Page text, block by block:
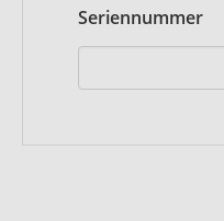
Seriennummer